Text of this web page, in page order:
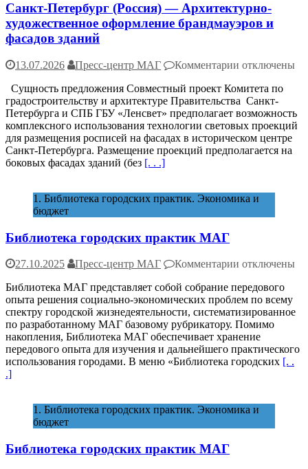
Санкт-Петербург (Россия) — Архитектурно-
художественное оформление брандмауэров и
фасадов зданий
13.07.2026 Пресс-центр МАГ Комментарии к
Санкт-
Петербург
—
оформление
зданий
отключены
Сущность предложения Совместный проект Комитета по
градостроительству и архитектуре Правительства Санкт-
Петербурга и СПБ ГБУ «Ленсвет» предполагает возможность
комплексного использования технологии световых проекций
для размещения росписей на фасадах в историческом центре
Санкт-Петербурга. Размещение проекций предполагается на
боковых фасадах зданий (без [. . .]
1. Библиотека городских практик. Экономика и
бюджет
Библиотека городских практик МАГ
27.10.2025 Пресс-центр МАГ Комментарии к
Библиотека
городских
практик
МАГ
отключены
Библиотека МАГ представляет собой собрание передового
опыта решения социально-экономических проблем по всему
спектру городской жизнедеятельности, систематизированное
по разработанному МАГ базовому рубрикатору. Помимо
накопления, Библиотека МАГ обеспечивает хранение
передового опыта для изучения и дальнейшего практического
использования городами. В меню «Библиотека городских [. .
.]
1. Библиотека городских практик. Экономика и
бюджет
Библиотека городских практик МАГ